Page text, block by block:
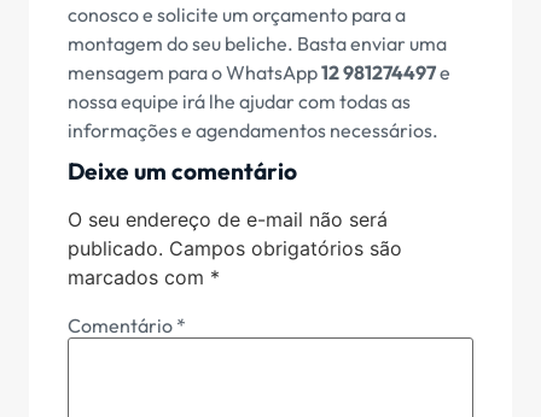
conosco e solicite um orçamento para a
montagem do seu beliche. Basta enviar uma
mensagem para o WhatsApp12 981274497e
nossa equipe irá lhe ajudar com todas as
informações e agendamentos necessários.
Deixe um comentário
O seu endereço de e-mail não será
publicado. Campos obrigatórios são
marcados com *
Comentário *